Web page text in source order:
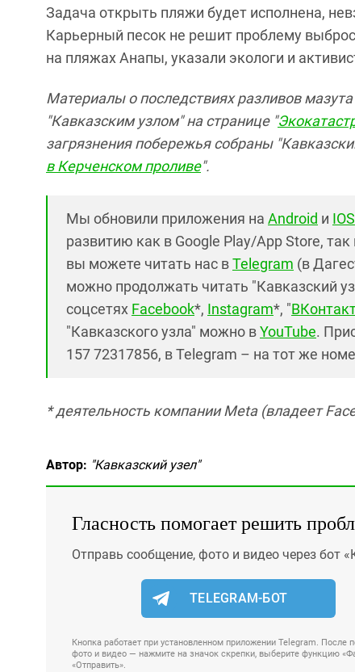
Задача открыть пляжи будет исполнена,
Карьерный песок не решит проблему
на пляжах Анапы, указали экологи и
Материалы о последствиях разливов
"Кавказским узлом" на странице "
загрязнения побережья собраны
в Керченском проливе".
Мы обновили приложения на Android и IOS
развитию как в Google Play/App Store,
вы можете читать нас вTelegram (в
можно продолжать читать "Кавказский
соцсетях Facebook*, Instagram*, "
"Кавказского узла" можно вYouTube.
157 72317856, в Telegram – на тот же
* деятельность компании Meta (владеет
Автор: "Кавказский узел"
Гласность помогает решить
Отправь сообщение, фото и видео через бот
TELEGRAM-БОТ
Кнопка работает при установленном приложении Telegram. После
фото и видео — нажмите на значок скрепки, выберите функцию
«Отправить».